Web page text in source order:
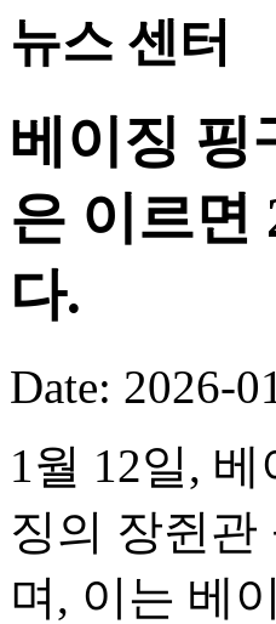
뉴스 센터
베이징 핑
은 이르면
다.
Date: 2026-
1월 12일,
징의 장쥔관
며, 이는 베